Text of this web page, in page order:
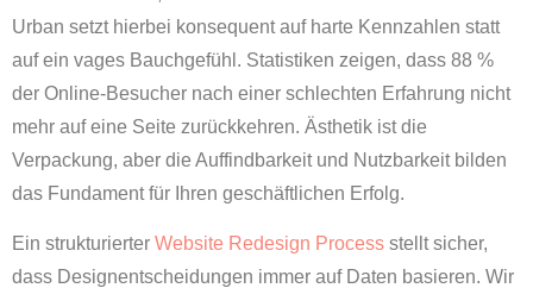
Urban setzt hierbei konsequent auf harte Kennzahlen statt
auf ein vages Bauchgefühl. Statistiken zeigen, dass 88 %
der Online-Besucher nach einer schlechten Erfahrung nicht
mehr auf eine Seite zurückkehren. Ästhetik ist die
Verpackung, aber die Auffindbarkeit und Nutzbarkeit bilden
das Fundament für Ihren geschäftlichen Erfolg.
Ein strukturierter Website Redesign Process stellt sicher,
dass Designentscheidungen immer auf Daten basieren. Wir